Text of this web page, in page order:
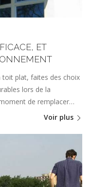
ET
toit plat, faites des choix
lors de la
de remplacer…
Voir plus